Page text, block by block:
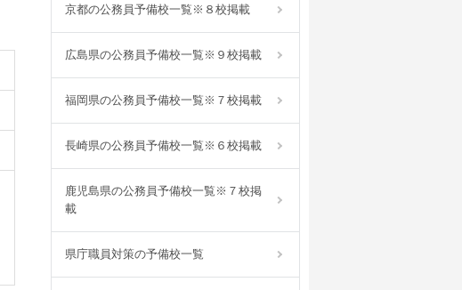
京都の公務員予備校一覧※８校掲載
広島県の公務員予備校一覧※９校掲載
福岡県の公務員予備校一覧※７校掲載
長崎県の公務員予備校一覧※６校掲載
鹿児島県の公務員予備校一覧※７校掲
載
県庁職員対策の予備校一覧